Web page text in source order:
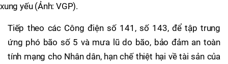
xung yếu (Ảnh: VGP).
Tiếp theo các Công điện số 141, số 143, để tập trung
ứng phó bão số 5 và mưa lũ do bão, bảo đảm an toàn
tính mạng cho Nhân dân, hạn chế thiệt hại về tài sản của